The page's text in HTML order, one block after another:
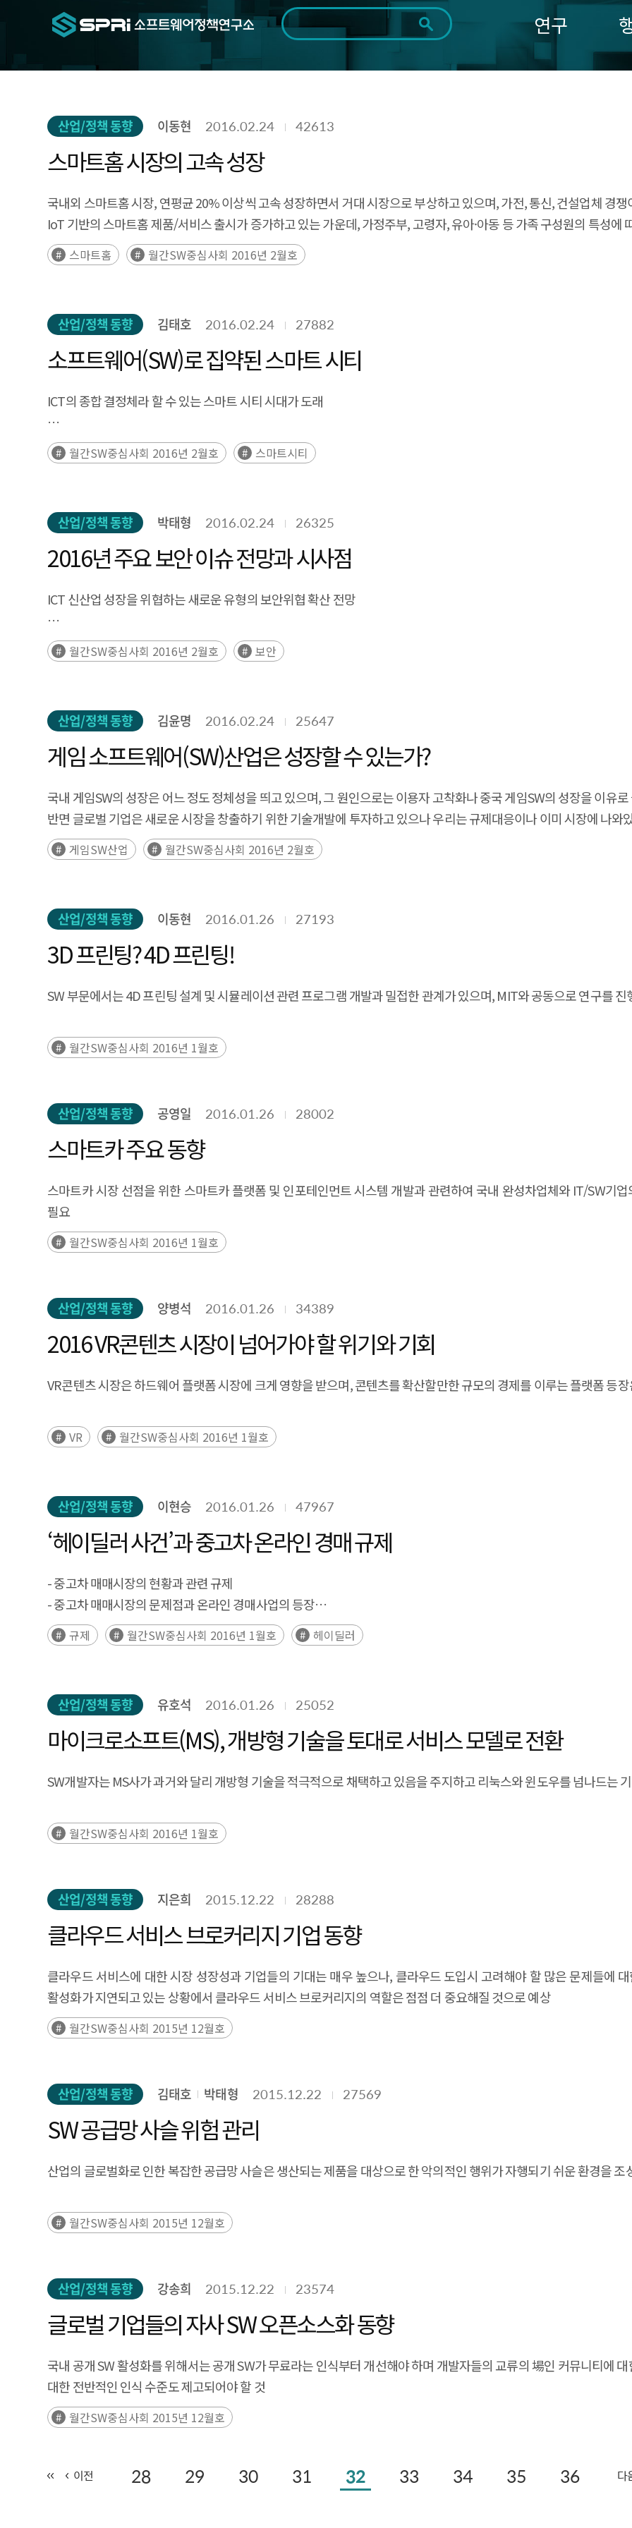
기간 전체 1일 1주 1개월 3개월 1년
연구
산업/정책 동향 이동현 2016.02.24 42613
스마트홈 시장의 고속 성장
국내외 스마트홈 시장, 연평균 20% 이상씩 고속 성장하면서 거대 시장으로 부상하고 있으며, 가전, 통신, 건설업체 경쟁
IoT 기반의 스마트홈 제품/서비스 출시가 증가하고 있는 가운데, 가정주부, 고령자, 유아·아동 등 가족 구성원의 특성에
스마트홈 월간SW중심사회 2016년 2월호
산업/정책 동향 김태호 2016.02.24 27882
소프트웨어(SW)로 집약된 스마트 시티
ICT의 종합 결정체라 할 수 있는 스마트 시티 시대가 도래
- 전 세계적으로 스마트 시티 관련 시장에 대한 투자가 늘어나고 있음
- 스마트 시티의 주요 성공요인은 이기종 IoT기기에서 발생하는 빅데이터를 분석 하고 활용 할 수 있는 SW 능력이 될 것
월간SW중심사회 2016년 2월호 스마트시티
산업/정책 동향 박태형 2016.02.24 26325
2016년 주요 보안 이슈 전망과 시사점
ICT 신산업 성장을 위협하는 새로운 유형의 보안위협 확산 전망
- 랜섬웨어 공격, IoT 보안위협, 전자지불시스템 위협 등 기업의 경제적 가치하락에 영향을 미치는 공격 증가 예상
월간SW중심사회 2016년 2월호 보안
산업/정책 동향 김윤명 2016.02.24 25647
게임 소프트웨어(SW)산업은 성장할 수 있는가?
국내 게임SW의 성장은 어느 정도 정체성을 띄고 있으며, 그 원인으로는 이용자 고착화나 중국 게임SW의 성장을 이유로
반면 글로벌 기업은 새로운 시장을 창출하기 위한 기술개발에 투자하고 있으나 우리는 규제대응이나 이미 시장에 나와
규제 개선과 생태계 조성을 위한 게임사와 규제기관과의 신뢰 회복과 정책 협력을 이끌 필요가 있음
게임SW산업 월간SW중심사회 2016년 2월호
산업/정책 동향 이동현 2016.01.26 27193
3D 프린팅? 4D 프린팅!
SW 부문에서는 4D 프린팅 설계 및 시뮬레이션 관련 프로그램 개발과 밀접한 관계가 있으며, MIT와 공동으로 연구를
월간SW중심사회 2016년 1월호
산업/정책 동향 공영일 2016.01.26 28002
스마트카 주요 동향
스마트카 시장 선점을 위한 스마트카 플랫폼 및 인포테인먼트 시스템 개발과 관련하여 국내 완성차업체와 IT/SW기
필요
월간SW중심사회 2016년 1월호
산업/정책 동향 양병석 2016.01.26 34389
2016 VR콘텐츠 시장이 넘어가야 할 위기와 기회
VR콘텐츠 시장은 하드웨어 플랫폼 시장에 크게 영향을 받으며, 콘텐츠를 확산할만한 규모의 경제를 이루는 플랫폼 등
VR 월간SW중심사회 2016년 1월호
산업/정책 동향 이현승 2016.01.26 47967
‘헤이딜러 사건’과 중고차 온라인 경매 규제
- 중고차 매매시장의 현황과 관련 규제
- 중고차 매매시장의 문제점과 온라인 경매사업의 등장
- 헤이딜러를 중단시킨 이번 법 개정의 문제점과 시사점
규제 월간SW중심사회 2016년 1월호 헤이딜러
산업/정책 동향 유호석 2016.01.26 25052
마이크로소프트(MS), 개방형 기술을 토대로 서비스 모델로 전환
SW개발자는 MS사가 과거와 달리 개방형 기술을 적극적으로 채택하고 있음을 주지하고 리눅스와 윈도우를 넘나드는
월간SW중심사회 2016년 1월호
산업/정책 동향 지은희 2015.12.22 28288
클라우드 서비스 브로커리지 기업 동향
클라우드 서비스에 대한 시장 성장성과 기업들의 기대는 매우 높으나, 클라우드 도입시 고려해야 할 많은 문제들에
활성화가 지연되고 있는 상황에서 클라우드 서비스 브로커리지의 역할은 점점 더 중요해질 것으로 예상
월간SW중심사회 2015년 12월호
산업/정책 동향 김태호 박태형 2015.12.22 27569
SW 공급망 사슬 위험 관리
산업의 글로벌화로 인한 복잡한 공급망 사슬은 생산되는 제품을 대상으로 한 악의적인 행위가 자행되기 쉬운 환경을 조
월간SW중심사회 2015년 12월호
산업/정책 동향 강송희 2015.12.22 23574
글로벌 기업들의 자사 SW 오픈소스화 동향
국내 공개 SW 활성화를 위해서는 공개 SW가 무료라는 인식부터 개선해야 하며 개발자들의 교류의 場인 커뮤니티에
대한 전반적인 인식 수준도 제고되어야 할 것
월간SW중심사회 2015년 12월호
이전 28 29 30 31 32 33 34 35 36 다